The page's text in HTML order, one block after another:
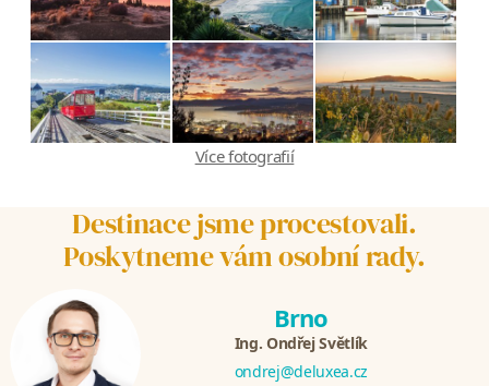
Více fotografií
Destinace jsme procestovali.
Poskytneme vám osobní rady.
Brno
Ing. Ondřej Světlík
ondrej@deluxea.cz